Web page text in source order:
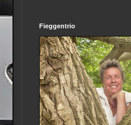
Fieggentrio